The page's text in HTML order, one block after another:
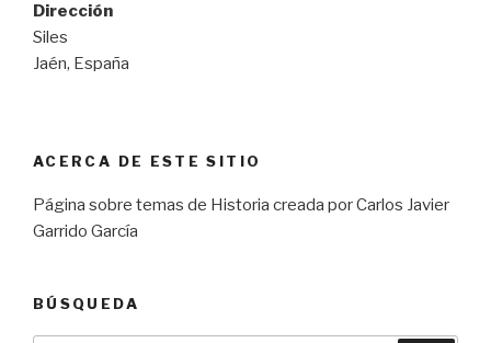
Dirección
Siles
Jaén, España
ACERCA DE ESTE SITIO
Página sobre temas de Historia creada por Carlos Javier
Garrido García
BÚSQUEDA